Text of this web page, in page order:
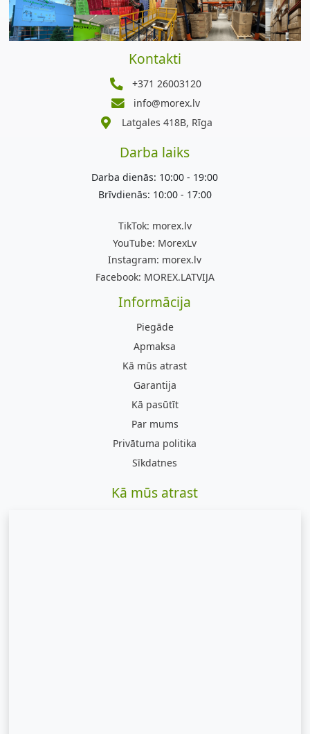
Kontakti
+371 26003120
info@morex.lv
Latgales 418B, Rīga
Darba laiks
Darba dienās: 10:00 - 19:00
Brīvdienās: 10:00 - 17:00
TikTok: morex.lv
YouTube: MorexLv
Instagram: morex.lv
Facebook: MOREX.LATVIJA
Informācija
Piegāde
Apmaksa
Kā mūs atrast
Garantija
Kā pasūtīt
Par mums
Privātuma politika
Sīkdatnes
Kā mūs atrast